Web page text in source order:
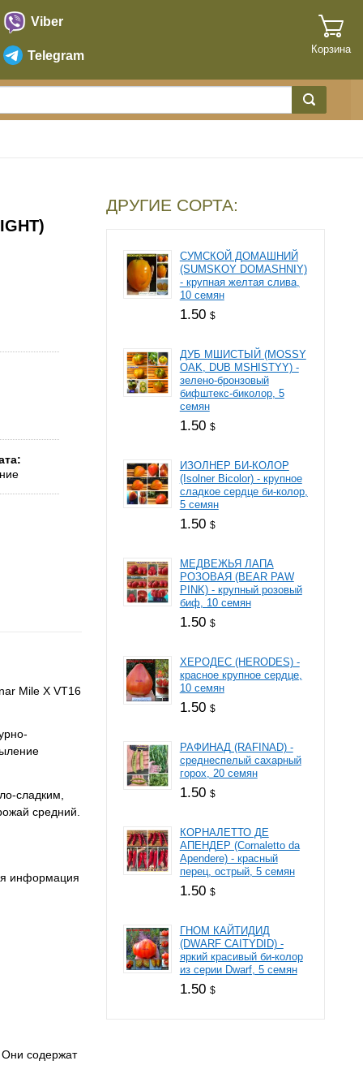
Viber
Telegram Корзина
Mile Х VT16
сладким,
средний.
информация
содержат
ДРУГИЕ СОРТА:
СУМСКОЙ ДОМАШНИЙ
(SUMSKOY DOMASHNIY)
- крупная желтая слива,
10 семян
1.50 $
ДУБ МШИСТЫЙ (MOSSY
OAK, DUB MSHISTYY) -
зелено-бронзовый
бифштекс-биколор, 5
семян
1.50 $
ИЗОЛНЕР БИ-КОЛОР
(Isolner Bicolor) - крупное
сладкое сердце би-колор,
5 семян
1.50 $
МЕДВЕЖЬЯ ЛАПА
РОЗОВАЯ (BEAR PAW
PINK) - крупный розовый
биф, 10 семян
1.50 $
ХЕРОДЕС (HERODES) -
красное крупное сердце,
10 семян
1.50 $
РАФИНАД (RAFINAD) -
среднеспелый сахарный
горох, 20 семян
1.50 $
КОРНАЛЕТТО ДЕ
АПЕНДЕР (Cornaletto da
Apendere) - красный
перец, острый, 5 семян
1.50 $
ГНОМ КАЙТИДИД
(DWARF CAITYDID) -
яркий красивый би-колор
из серии Dwarf, 5 семян
1.50 $